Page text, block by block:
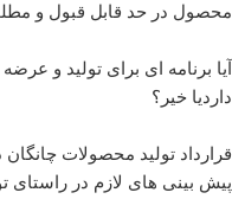
محصول در حد قابل قبول و
آیا برنامه ای برای تولید و
داردیا خیر؟
پیش بینی های لازم در